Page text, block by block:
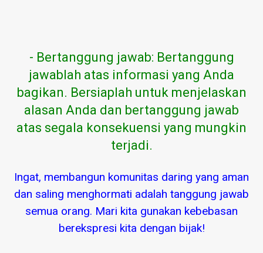
- Bertanggung jawab: Bertanggung
jawablah atas informasi yang Anda
bagikan. Bersiaplah untuk menjelaskan
alasan Anda dan bertanggung jawab
atas segala konsekuensi yang mungkin
terjadi.
Ingat, membangun komunitas daring yang aman
dan saling menghormati adalah tanggung jawab
semua orang. Mari kita gunakan kebebasan
berekspresi kita dengan bijak!